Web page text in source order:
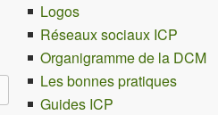
Logos
Réseaux sociaux ICP
Organigramme de la DCM
Les bonnes pratiques
Guides ICP